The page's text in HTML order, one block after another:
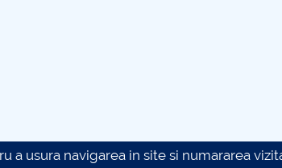
a usura navigarea in site si numararea